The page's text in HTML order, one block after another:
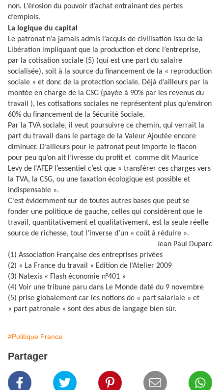
non. L’érosion du pouvoir d’achat entrainant des pertes
d’emplois.
La logique du capital
Le patronat n’a jamais admis l’acquis de civilisation issu de la
Libération impliquant que la production et donc l’entreprise,
par la cotisation sociale (5) (qui est une part du salaire
socialisée), soit à la source du financement de la « reproduction
sociale » et donc de la protection sociale. Déjà d’ailleurs par la
montée en charge de la CSG (payée à 90% par les revenus du
travail ), les cotisations sociales ne représentent plus qu’environ
60% du financement de la Sécurité Sociale.
Par la TVA sociale, il veut poursuivre ce chemin, qui verrait la
part du travail dans le partage de la Valeur Ajoutée encore
diminuer. D’ailleurs pour le patronat peut importe le flacon
pour peu qu’on ait l’ivresse du profit et comme dit Maurice
Levy de l’AFEP l’essentiel c’est que « transférer ces charges vers
la TVA, la CSG, ou une taxation écologique est possible et
indispensable ».
C’est évidemment sur de toutes autres bases que peut se
fonder une politique de gauche, celles qui considèrent que le
travail, quantitativement et qualitativement, est la seule réelle
source de richesse, tout l’inverse d’un « coût à réduire ».
Jean Paul Duparc
(1) Association Française des entreprises privées
(2) « La France du travail » Edition de l’Atelier 2009
(3) Natexis « Flash économie n°401 »
(4) Voir une tribune paru dans Le Monde daté du 9 novembre
(5) prise globalement car les notions de « part salariale » et
« part patronale » sont des abus de langage bien sûr.
#Politique France
Partager